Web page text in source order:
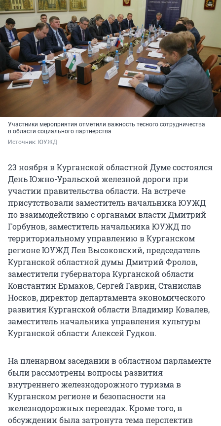
Участники мероприятия отметили важность тесного сотрудничества
в области социального партнерства
Источник: ЮУЖД
23 ноября в Курганской областной Думе состоялся
День Южно-Уральской железной дороги при
участии правительства области. На встрече
присутствовали заместитель начальника ЮУЖД
по взаимодействию с органами власти Дмитрий
Горбунов, заместитель начальника ЮУЖД по
территориальному управлению в Курганском
регионе ЮУЖД Лев Высоковский, председатель
Курганской областной думы Дмитрий Фролов,
заместители губернатора Курганской области
Константин Ермаков, Сергей Гаврин, Станислав
Носков, директор департамента экономического
развития Курганской области Владимир Ковалев,
заместитель начальника управления культуры
Курганской области Алексей Гудков.
На пленарном заседании в областном парламенте
были рассмотрены вопросы развития
внутреннего железнодорожного туризма в
Курганском регионе и безопасности на
железнодорожных переездах. Кроме того, в
обсуждении была затронута тема перспектив